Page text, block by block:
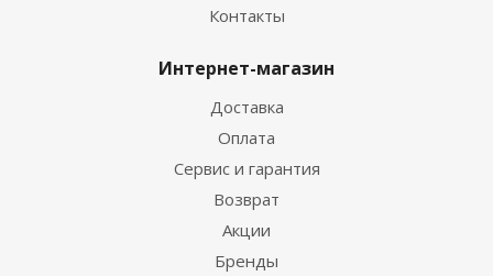
Контакты
Интернет-магазин
Доставка
Оплата
Сервис и гарантия
Возврат
Акции
Бренды